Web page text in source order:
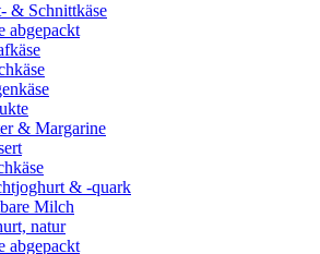
& Schnittkäse
abgepackt
& Margarine
& -quark
Milch
natur
abgepackt